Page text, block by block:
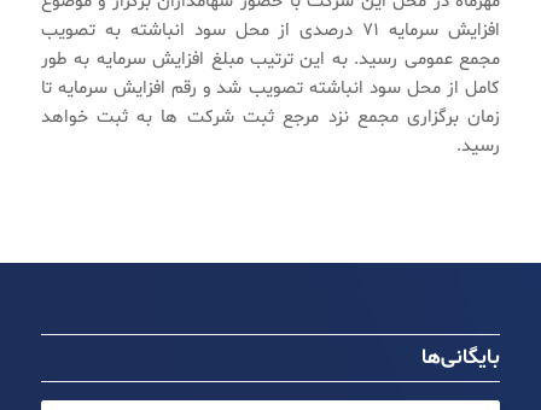
افزایش سرمایه ۷۱ درصدی از محل سود انباشته به تصویب
مجمع عمومی رسید. به این ترتیب مبلغ افزایش سرمایه به طور
کامل از محل سود انباشته تصویب شد و رقم افزایش سرمایه تا
زمان برگزاری مجمع نزد مرجع ثبت شرکت ها به ثبت خواهد
رسید.
بایگانی‌ها